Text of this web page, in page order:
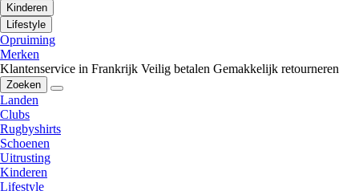
Kinderen
Lifestyle
Opruiming
Merken
Klantenservice in Frankrijk Veilig betalen Gemakkelijk retourneren
Zoeken
Landen
Clubs
Rugbyshirts
Schoenen
Uitrusting
Kinderen
Lifestyle